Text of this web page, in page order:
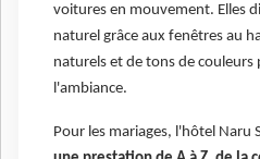
voitures en mouvement. Elles
naturel grâce aux fenêtres au
naturels et de tons de
l'ambiance.
Pour les mariages, l'hôtel Naru